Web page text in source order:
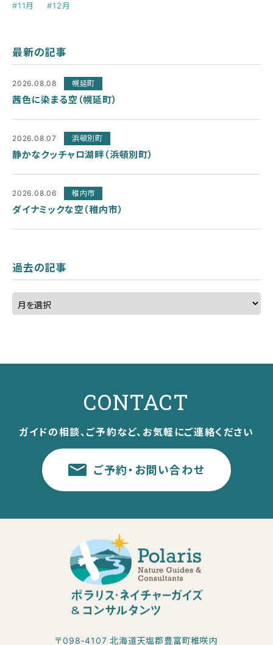
#11月
#12月
最新の記事
2026.08.08 幌延町
茜色に染まる空（幌延町）
2026.08.07 浜頓別町
静かなクッチャロ湖畔（浜頓別町）
2026.08.06 稚内市
ダイナミックな空（稚内市）
過去の記事
CONTACT
ガイドの相談、ご予約など、お気軽にご連絡ください
ご予約・お問い合わせ
〒098-4107 北海道天塩郡豊富町稚咲内